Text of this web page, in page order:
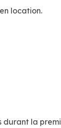
location.
durant la